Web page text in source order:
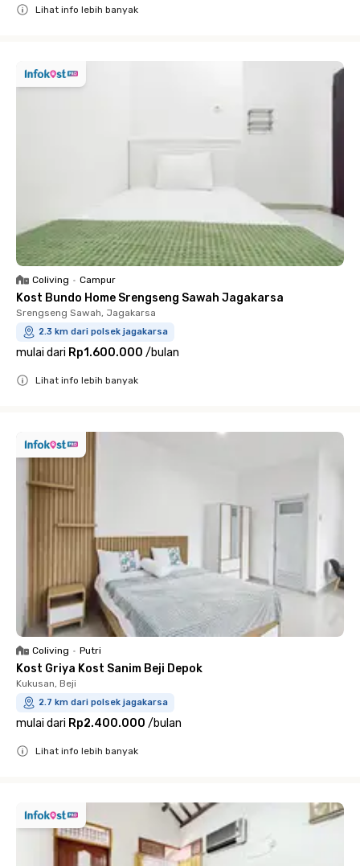
Lihat info lebih banyak
Coliving • Campur
Kost Bundo Home Srengseng Sawah Jagakarsa
Srengseng Sawah, Jagakarsa
2.3 km dari polsek jagakarsa
mulai dari Rp1.600.000 /bulan
Lihat info lebih banyak
Coliving • Putri
Kost Griya Kost Sanim Beji Depok
Kukusan, Beji
2.7 km dari polsek jagakarsa
mulai dari Rp2.400.000 /bulan
Lihat info lebih banyak